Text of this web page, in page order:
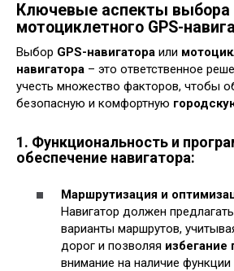
Ключевые аспекты выбора
мотоциклетного GPS-
Выбор GPS-навигатора или
навигатора – это ответственное
учесть множество факторов, чтобы
безопасную и комфортную
1. Функциональность и
обеспечение навигатора:
Маршрутизация и
Навигатор должен
варианты маршрутов,
дорог и позволяя избегание
внимание на наличие функции